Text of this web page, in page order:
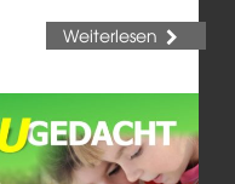
Weiterlesen